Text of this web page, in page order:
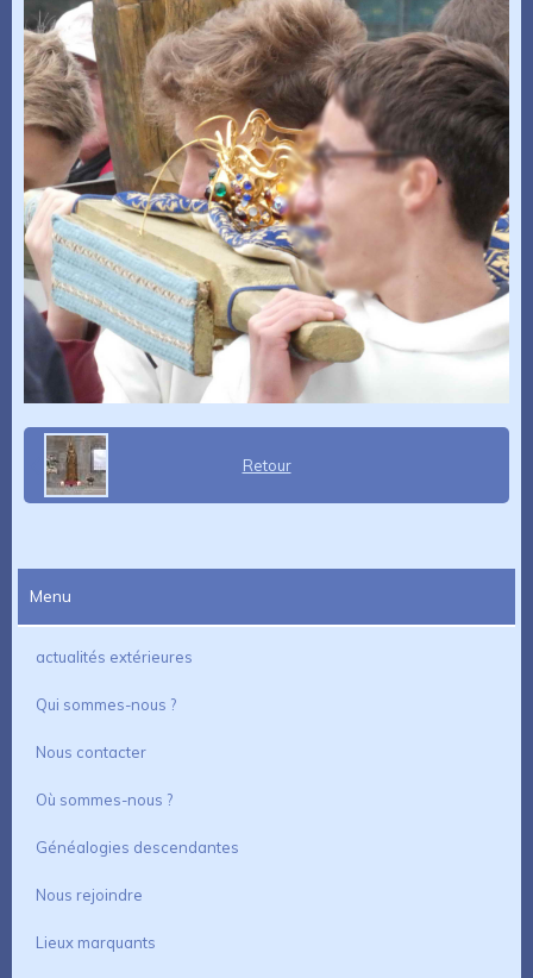
Retour
Menu
actualités extérieures
Qui sommes-nous ?
Nous contacter
Où sommes-nous ?
Généalogies descendantes
Nous rejoindre
Lieux marquants